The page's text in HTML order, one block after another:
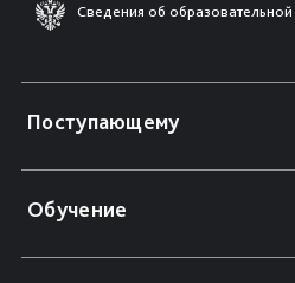
Сведения об
Поступающему
Обучение